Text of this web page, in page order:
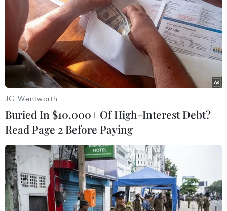
TIN LIÊN QUAN
JG Wentworth
Buried In $10,000+ Of High-Interest Debt?
Read Page 2 Before Paying